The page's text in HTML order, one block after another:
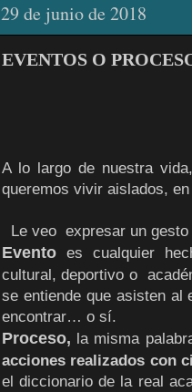
29 de junio de 2018
EVENTOS O
A lo largo de nuestra
queremos vivir aislados,
Le veo expresar un gesto
Evento es cualquier
cultural, deportivo o
se entiende que asisten
encontrar… o sí.
Proceso, la misma
acciones realizados con
el diccionario de la real